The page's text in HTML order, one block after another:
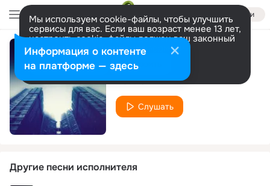
Войти
Мы используем cookie-файлы, чтобы улучшить
сервисы для вас. Если ваш возраст менее 13 лет,
настроить cookie-файлы должен ваш законный
представитель. Больше информации
Разрешить все Настроить
Delusion
Manu Shrine
Слушать
Другие песни исполнителя
Информация о контенте
на платформе — здесь